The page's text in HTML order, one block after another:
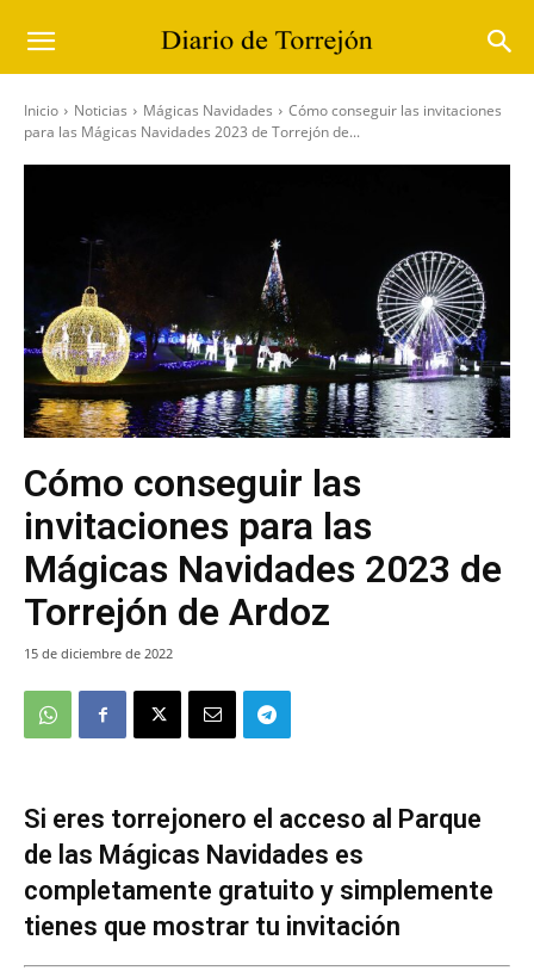
Inicio Noticias Mágicas Navidades
Cómo conseguir las invitaciones
para las Mágicas Navidades 2023 de Torrejón de...
Cómo conseguir las
invitaciones para las
Mágicas Navidades 2023 de
Torrejón de Ardoz
15 de diciembre de 2022
Si eres torrejonero el acceso al Parque
de las Mágicas Navidades es
completamente gratuito y simplemente
tienes que mostrar tu invitación